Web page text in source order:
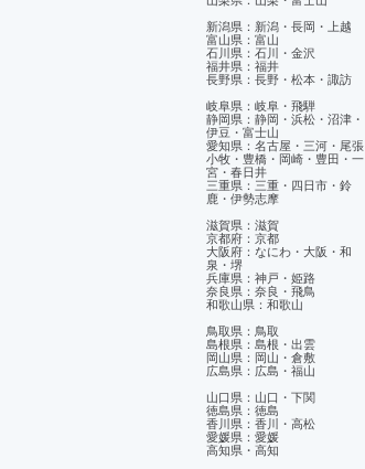
新潟県：新潟・長岡・上越
富山県：富山
石川県：石川・金沢
福井県：福井
長野県：長野・松本・諏訪
岐阜県：岐阜・飛騨
静岡県：静岡・浜松・沼津・
伊豆・富士山
​愛知県：名古屋・三河・尾張
小牧・豊橋・岡崎・豊田・一
宮・春日井
三重県：三重・四日市・鈴
鹿・伊勢志摩
滋賀県：滋賀
京都府：京都
大阪府：なにわ・大阪・和
泉・堺
兵庫県：神戸・姫路
奈良県：奈良・飛鳥
和歌山県：和歌山
鳥取県：鳥取
島根県：島根・出雲
岡山県：岡山・倉敷
広島県：広島・福山
山口県：山口・下関
徳島県：徳島
香川県：香川・高松
愛媛県：愛媛
​高知県・高知